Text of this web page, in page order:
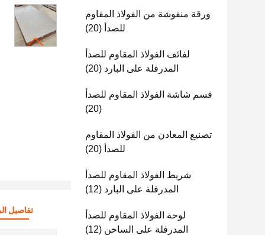
ورقة منقوشة من الفولاذ المقاوم
للصدأ (20)
لفائف الفولاذ المقاوم للصدأ
المدرفلة على البارد (20)
قسم شاشة الفولاذ المقاوم للصدأ
(20)
تصنيع المعادن من الفولاذ المقاوم
للصدأ (20)
شريط الفولاذ المقاوم للصدأ
المدرفلة على البارد (12)
لوحة الفولاذ المقاوم للصدأ
المدرفلة على الساخن (12)
تفاصيل